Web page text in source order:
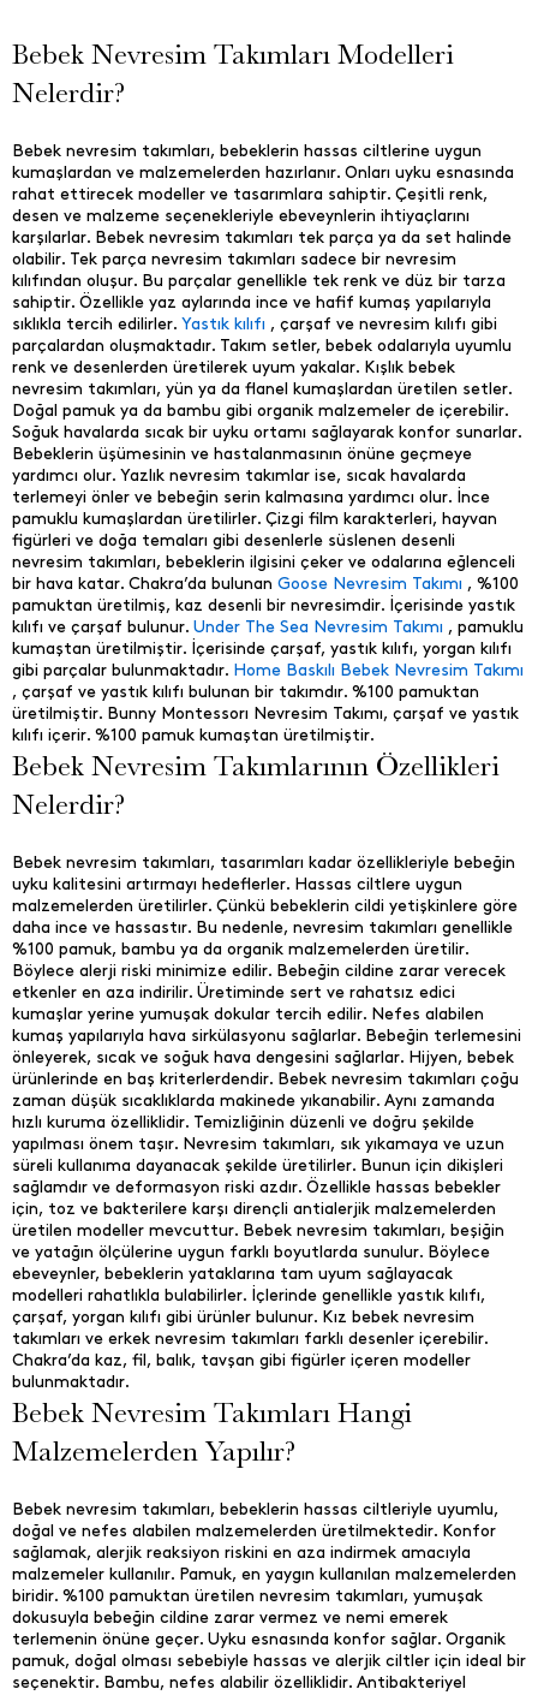
Bebek Nevresim Takımları Modelleri
Nelerdir?
Bebek nevresim takımları, bebeklerin hassas ciltlerine uygun
kumaşlardan ve malzemelerden hazırlanır. Onları uyku esnasında
rahat ettirecek modeller ve tasarımlara sahiptir. Çeşitli renk,
desen ve malzeme seçenekleriyle ebeveynlerin ihtiyaçlarını
karşılarlar. Bebek nevresim takımları tek parça ya da set halinde
olabilir. Tek parça nevresim takımları sadece bir nevresim
kılıfından oluşur. Bu parçalar genellikle tek renk ve düz bir tarza
sahiptir. Özellikle yaz aylarında ince ve hafif kumaş yapılarıyla
sıklıkla tercih edilirler. Yastık kılıfı , çarşaf ve nevresim kılıfı gibi
parçalardan oluşmaktadır. Takım setler, bebek odalarıyla uyumlu
renk ve desenlerden üretilerek uyum yakalar. Kışlık bebek
nevresim takımları, yün ya da flanel kumaşlardan üretilen setler.
Doğal pamuk ya da bambu gibi organik malzemeler de içerebilir.
Soğuk havalarda sıcak bir uyku ortamı sağlayarak konfor sunarlar.
Bebeklerin üşümesinin ve hastalanmasının önüne geçmeye
yardımcı olur. Yazlık nevresim takımlar ise, sıcak havalarda
terlemeyi önler ve bebeğin serin kalmasına yardımcı olur. İnce
pamuklu kumaşlardan üretilirler. Çizgi film karakterleri, hayvan
figürleri ve doğa temaları gibi desenlerle süslenen desenli
nevresim takımları, bebeklerin ilgisini çeker ve odalarına eğlenceli
bir hava katar. Chakra’da bulunan Goose Nevresim Takımı , %100
pamuktan üretilmiş, kaz desenli bir nevresimdir. İçerisinde yastık
kılıfı ve çarşaf bulunur. Under The Sea Nevresim Takımı , pamuklu
kumaştan üretilmiştir. İçerisinde çarşaf, yastık kılıfı, yorgan kılıfı
gibi parçalar bulunmaktadır. Home Baskılı Bebek Nevresim Takımı
, çarşaf ve yastık kılıfı bulunan bir takımdır. %100 pamuktan
üretilmiştir. Bunny Montessorı Nevresim Takımı, çarşaf ve yastık
kılıfı içerir. %100 pamuk kumaştan üretilmiştir.
Bebek Nevresim Takımlarının Özellikleri
Nelerdir?
Bebek nevresim takımları, tasarımları kadar özellikleriyle bebeğin
uyku kalitesini artırmayı hedeflerler. Hassas ciltlere uygun
malzemelerden üretilirler. Çünkü bebeklerin cildi yetişkinlere göre
daha ince ve hassastır. Bu nedenle, nevresim takımları genellikle
%100 pamuk, bambu ya da organik malzemelerden üretilir.
Böylece alerji riski minimize edilir. Bebeğin cildine zarar verecek
etkenler en aza indirilir. Üretiminde sert ve rahatsız edici
kumaşlar yerine yumuşak dokular tercih edilir. Nefes alabilen
kumaş yapılarıyla hava sirkülasyonu sağlarlar. Bebeğin terlemesini
önleyerek, sıcak ve soğuk hava dengesini sağlarlar. Hijyen, bebek
ürünlerinde en baş kriterlerdendir. Bebek nevresim takımları çoğu
zaman düşük sıcaklıklarda makinede yıkanabilir. Aynı zamanda
hızlı kuruma özelliklidir. Temizliğinin düzenli ve doğru şekilde
yapılması önem taşır. Nevresim takımları, sık yıkamaya ve uzun
süreli kullanıma dayanacak şekilde üretilirler. Bunun için dikişleri
sağlamdır ve deformasyon riski azdır. Özellikle hassas bebekler
için, toz ve bakterilere karşı dirençli antialerjik malzemelerden
üretilen modeller mevcuttur. Bebek nevresim takımları, beşiğin
ve yatağın ölçülerine uygun farklı boyutlarda sunulur. Böylece
ebeveynler, bebeklerin yataklarına tam uyum sağlayacak
modelleri rahatlıkla bulabilirler. İçlerinde genellikle yastık kılıfı,
çarşaf, yorgan kılıfı gibi ürünler bulunur. Kız bebek nevresim
takımları ve erkek nevresim takımları farklı desenler içerebilir.
Chakra’da kaz, fil, balık, tavşan gibi figürler içeren modeller
bulunmaktadır.
Bebek Nevresim Takımları Hangi
Malzemelerden Yapılır?
Bebek nevresim takımları, bebeklerin hassas ciltleriyle uyumlu,
doğal ve nefes alabilen malzemelerden üretilmektedir. Konfor
sağlamak, alerjik reaksiyon riskini en aza indirmek amacıyla
malzemeler kullanılır. Pamuk, en yaygın kullanılan malzemelerden
biridir. %100 pamuktan üretilen nevresim takımları, yumuşak
dokusuyla bebeğin cildine zarar vermez ve nemi emerek
terlemenin önüne geçer. Uyku esnasında konfor sağlar. Organik
pamuk, doğal olması sebebiyle hassas ve alerjik ciltler için ideal bir
seçenektir. Bambu, nefes alabilir özelliklidir. Antibakteriyel